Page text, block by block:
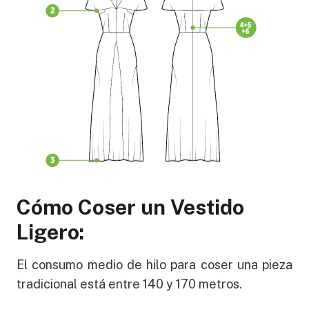
Cómo Coser un Vestido
Ligero:
El consumo medio de hilo para coser una pieza
tradicional está entre 140 y 170 metros.